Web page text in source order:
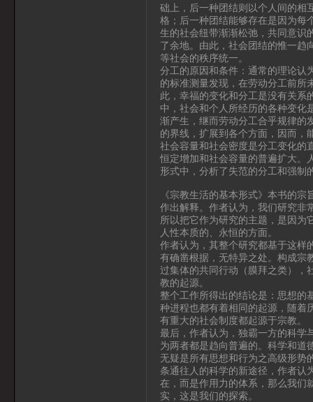
础上，后一种团结则以个人间的相
格；后一种团结能够存在是因为每
生的社会纽带渐渐松弛，共同意识
了余地。由此，社会团结的惟一趋
等社会的秩序统一。
分工的原因和条件：通常的理论认
的标准测量发现，在劳动分工前所
此，幸福的变化和分工是没有关系
中，社会和个人所经历的各种变化
渐产生，继而劳动分工合乎规律的
的界线，扩展到各个方面，因而，
社会容量和社会密度是分工变化的
恒定增加和社会容量的普遍扩大。
形式中，分析了失范的分工和强制
《宗教生活的基本形式》本书的
作出解释。作者认为，我们研究非
所以把它作为研究的主题，是因为
人性本质的、永恒的方面。
作者认为，其整个研究都基于这样
有确凿根据，无特异之处。构成宗
过集体的共同行动（膜拜之类），
教的起源。
整个工作所得出的结论是：思想的
种进程也都有着相同的起源，随着
有重大的社会制度都起源于宗教。
最后，作者认为，独霸一方的科学
为两者都是趋向普遍的。科学和道
无疑是所有思想和行为之高级形势
条通往人的科学的新途径，作者认
在，而是作用力的体系，那么我们
实，这是我们的探索。